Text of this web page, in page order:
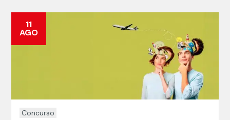
11
AGO
Concurso